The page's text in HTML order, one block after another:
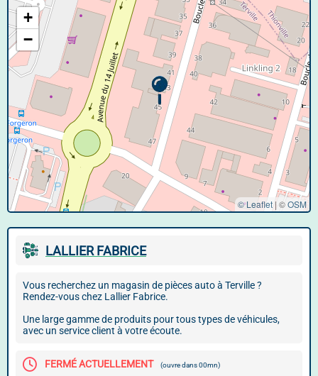
+
−
© Leaflet | ©OSM
LALLIER FABRICE
Vous recherchez un magasin de pièces auto à Terville ?
Rendez-vous chez Lallier Fabrice.
Une large gamme de produits pour tous types de véhicules,
avec un service client à votre écoute.
FERMÉ ACTUELLEMENT (ouvre dans 00mn)